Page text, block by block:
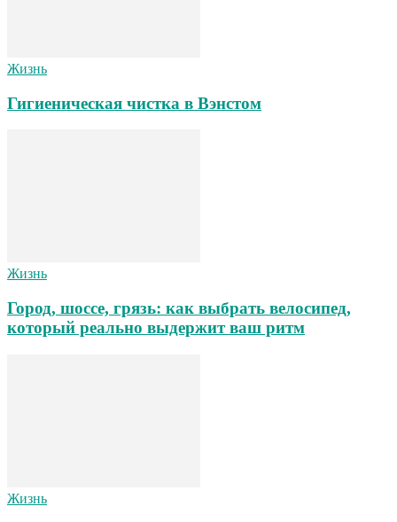
Жизнь
Гигиеническая чистка в Вэнстом
Жизнь
Город, шоссе, грязь: как выбрать велосипед,
который реально выдержит ваш ритм
Жизнь